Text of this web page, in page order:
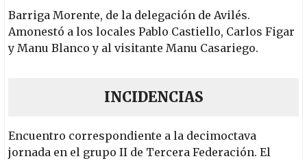
Barriga Morente, de la delegación de Avilés.
Amonestó a los locales Pablo Castiello, Carlos Figar
y Manu Blanco y al visitante Manu Casariego.
INCIDENCIAS
Encuentro correspondiente a la decimoctava
jornada en el grupo II de Tercera Federación. El